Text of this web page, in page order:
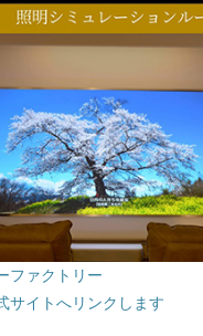
ファクトリー
サイトへリンクします